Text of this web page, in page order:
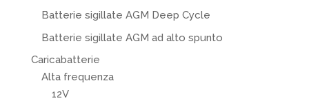
Batterie sigillate AGM Deep Cycle
Batterie sigillate AGM ad alto spunto
Caricabatterie
Alta frequenza
12V